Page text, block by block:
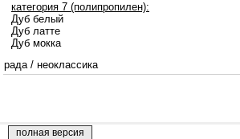
категория 7 (полипропилен):
Дуб белый
Дуб латте
Дуб мокка
рада/ неоклассика